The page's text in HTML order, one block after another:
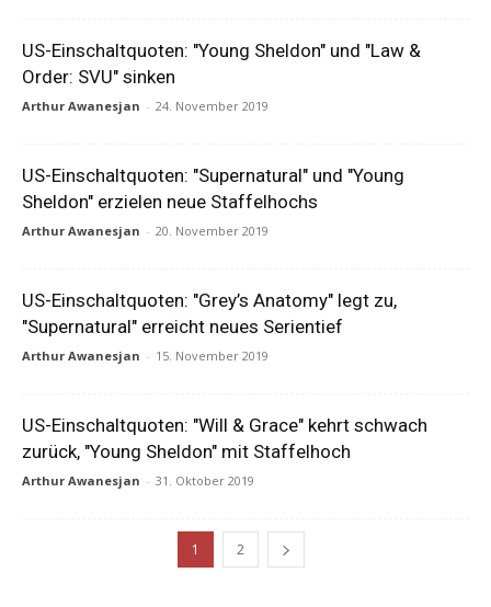
US-Einschaltquoten: "Young Sheldon" und "Law &
Order: SVU" sinken
Arthur Awanesjan - 24. November 2019
US-Einschaltquoten: "Supernatural" und "Young
Sheldon" erzielen neue Staffelhochs
Arthur Awanesjan - 20. November 2019
US-Einschaltquoten: "Grey’s Anatomy" legt zu,
"Supernatural" erreicht neues Serientief
Arthur Awanesjan - 15. November 2019
US-Einschaltquoten: "Will & Grace" kehrt schwach
zurück, "Young Sheldon" mit Staffelhoch
Arthur Awanesjan - 31. Oktober 2019
1 2